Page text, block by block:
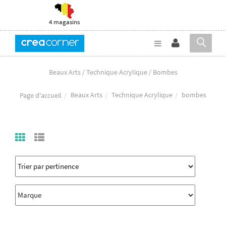
4 magasins
Beaux Arts / Technique Acrylique / Bombes
Page d'accueil Beaux Arts Technique Acrylique bombes